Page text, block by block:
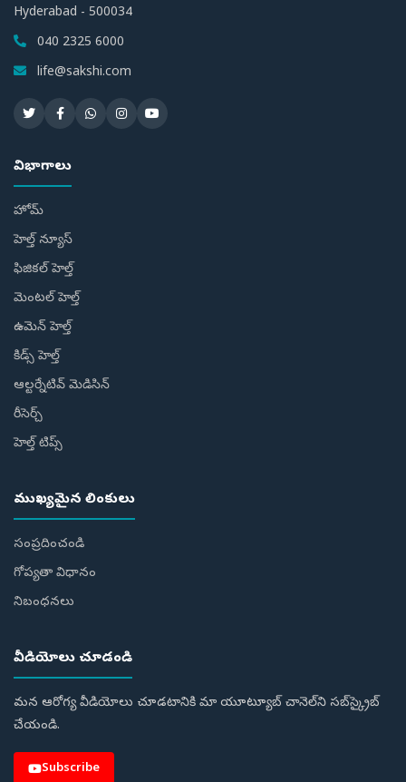
Hyderabad - 500034
040 2325 6000
life@sakshi.com
విభాగాలు
హోమ్
హెల్త్ న్యూస్
ఫిజికల్ హెల్త్
మెంటల్ హెల్త్
ఉమెన్ హెల్త్
కిడ్స్ హెల్త్
ఆల్టర్నేటివ్ మెడిసిన్
రీసెర్చ్
హెల్త్‌ టిప్స్‌
ముఖ్యమైన లింకులు
సంప్రదించండి
గోప్యతా విధానం
నిబంధనలు
వీడియోలు చూడండి
మన ఆరోగ్య వీడియోలు చూడటానికి మా యూట్యూబ్ చానెల్‌ని సబ్‌స్క్రైబ్
చేయండి.
Subscribe